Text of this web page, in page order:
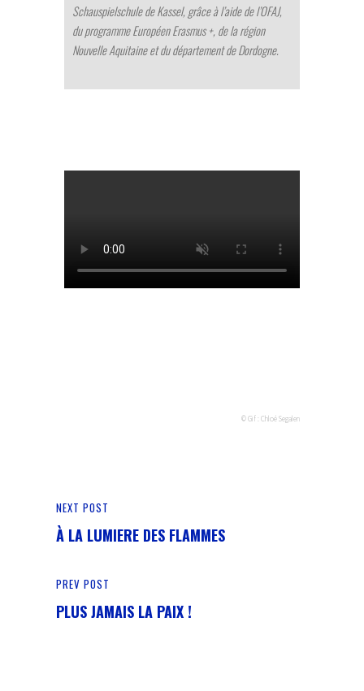
Schauspielschule de Kassel, grâce à l’aide de l’OFAJ,
du programme Européen Erasmus +, de la région
Nouvelle Aquitaine et du département de Dordogne.
© Gif : Chloé Segalen
PREV POST
PLUS JAMAIS LA PAIX !
NEXT POST
À LA LUMIERE DES FLAMMES